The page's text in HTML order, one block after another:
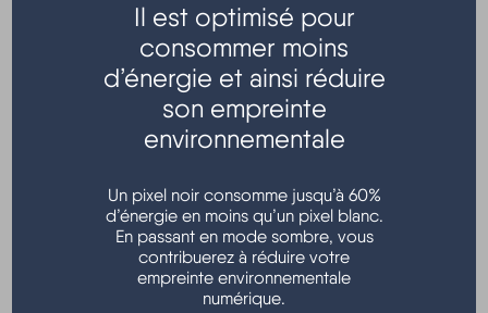
La maintenance des foyers lumineux de la commune
a été confiée à une société privée.
Tout dysfonctionnement sur l’éclairage public doit
travaux@mairie-hourtin.fr
Il est optimisé pour
consommer moins
d’énergie et ainsi réduire
son empreinte
environnementale
Un pixel noir consomme jusqu’à 60%
d’énergie en moins qu’un pixel blanc.
En passant en mode sombre, vous
contribuerez à réduire votre
empreinte environnementale
numérique.